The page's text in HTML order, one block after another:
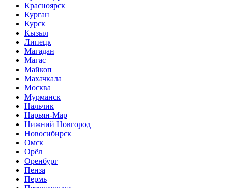
Красноярск
Курган
Курск
Кызыл
Липецк
Магадан
Магас
Майкоп
Махачкала
Москва
Мурманск
Нальчик
Нарьян-Мар
Нижний Новгород
Новосибирск
Омск
Орёл
Оренбург
Пенза
Пермь